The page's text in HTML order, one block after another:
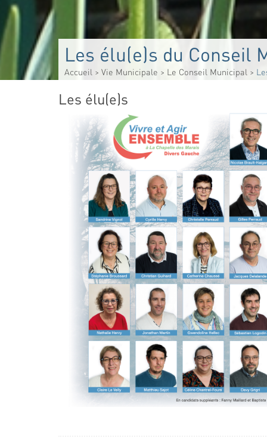
Les élu(e)s du Conseil
Accueil > Vie Municipale > Le Conseil Municipal >
Les élu(e)s